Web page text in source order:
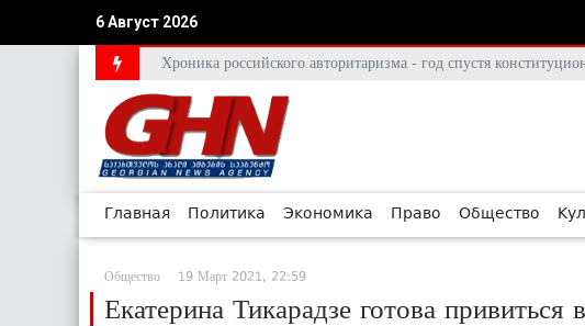
6 Август 2026
Хроника российского авторитаризма - год спустя
Главная Политика Экономика Право Общество
Общество 19 Март 2021, 22:59
Екатерина Тикарадзе готова